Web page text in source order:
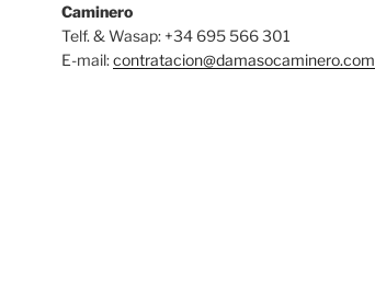
Caminero
Telf. & Wasap: +34 695 566 301
E-mail:contratacion@damasocaminero.com